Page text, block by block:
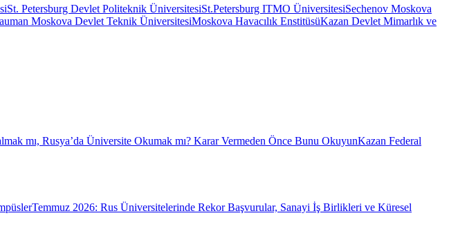
St. Petersburg Devlet Politeknik ÜniversitesiSt.Petersburg ITMO ÜniversitesiSechenov Moskova
Moskova Devlet Teknik ÜniversitesiMoskova Havacılık EnstitüsüKazan Devlet Mimarlık ve
mı, Rusya’da Üniversite Okumak mı? Karar Vermeden Önce Bunu OkuyunKazan Federal
Temmuz 2026: Rus Üniversitelerinde Rekor Başvurular, Sanayi İş Birlikleri ve Küresel